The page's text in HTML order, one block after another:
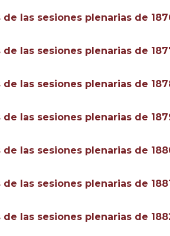
de las sesiones plenarias de
de las sesiones plenarias de
de las sesiones plenarias de
de las sesiones plenarias de
de las sesiones plenarias de
de las sesiones plenarias de
de las sesiones plenarias de